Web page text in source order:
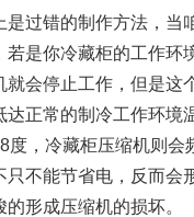
过错的制作方法，当
若是你冷藏柜的工作环
就会停止工作，但是这
达正常的制冷工作环境
度，冷藏柜压缩机则会
只不能节省电，反而会
形成压缩机的损坏。